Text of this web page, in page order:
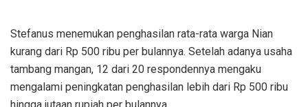
Stefanus menemukan penghasilan rata-rata warga Nian
kurang dari Rp 500 ribu per bulannya. Setelah adanya usaha
tambang mangan, 12 dari 20 respondennya mengaku
mengalami peningkatan penghasilan lebih dari Rp 500 ribu